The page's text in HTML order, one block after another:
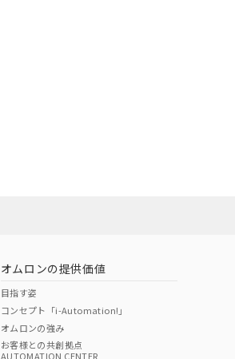
オムロンの提供価値
目指す姿
コンセプト「i-Automation!」
オムロンの強み
お客様との共創拠点
AUTOMATION CENTER